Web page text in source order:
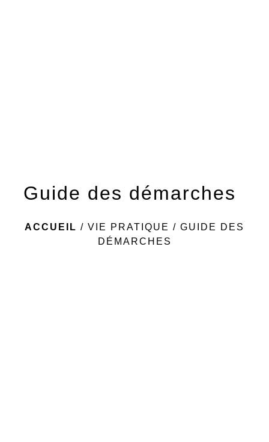
Guide des démarches
ACCUEIL / VIE PRATIQUE / GUIDE DES
DÉMARCHES